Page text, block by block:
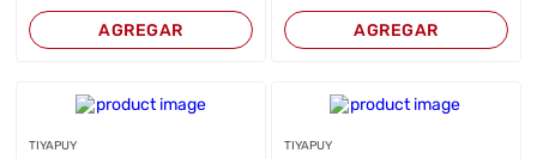
AGREGAR AGREGAR
TIYAPUY TIYAPUY